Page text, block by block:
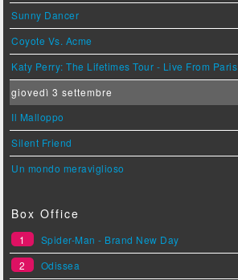
Sunny Dancer
Coyote Vs. Acme
Katy Perry: The Lifetimes Tour - Live From Paris
giovedì 3 settembre
Il Malloppo
Silent Friend
Un mondo meraviglioso
Box Office
1
Spider-Man - Brand New Day
2
Odissea